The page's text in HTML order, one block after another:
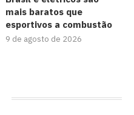
mais baratos que
esportivos a combustão
9 de agosto de 2026